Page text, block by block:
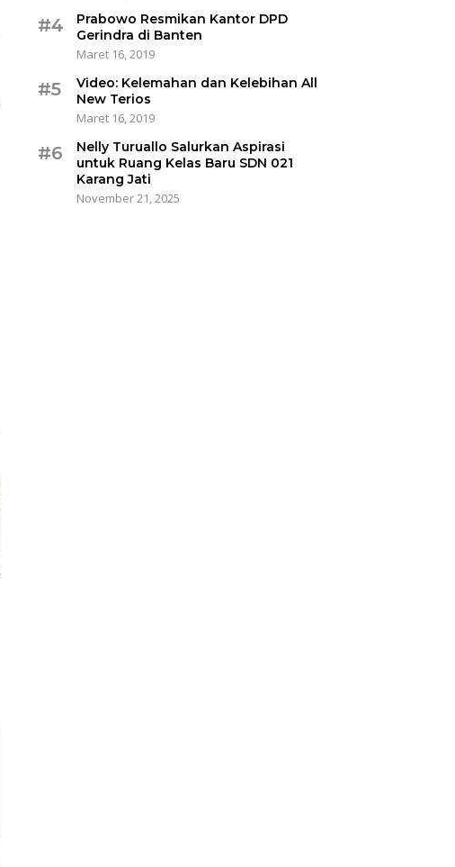
#4
Prabowo Resmikan Kantor DPD
Gerindra di Banten
Maret 16, 2019
#5
Video: Kelemahan dan Kelebihan All
New Terios
Maret 16, 2019
#6
Nelly Turuallo Salurkan Aspirasi
untuk Ruang Kelas Baru SDN 021
Karang Jati
November 21, 2025